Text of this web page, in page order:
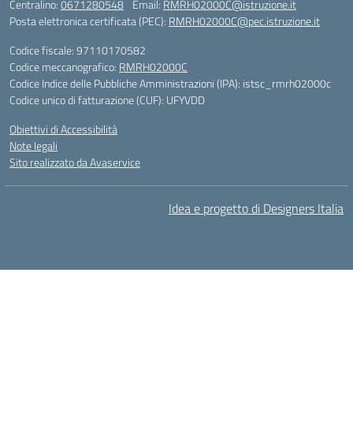
Centralino:0671280548 Email: RMRH02000C@istruzione.it
Posta elettronica certificata (PEC): RMRH02000C@pec.istruzione.it
Codice fiscale: 97110170582
Codice meccanografico: RMRH02000C
Codice Indice delle Pubbliche Amministrazioni (IPA): istsc_rmrh02000c
Codice unico di fatturazione (CUF): UFYVDD
Obiettivi di Accessibilità
Note legali
Sito realizzato da Avaservice
Idea e progetto di Designers Italia